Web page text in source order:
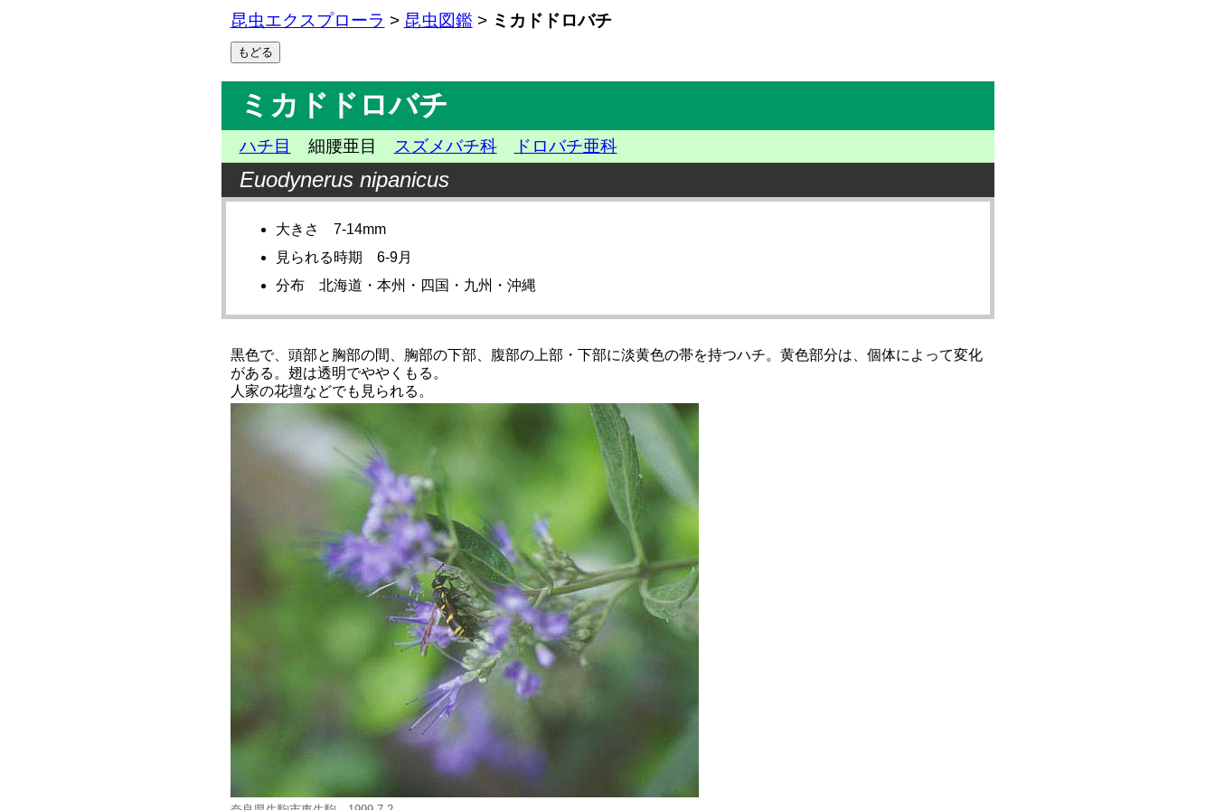
昆虫エクスプローラ > 昆虫図鑑> ミカドドロバチ
ミカドドロバチ
ハチ目 細腰亜目 スズメバチ科 ドロバチ亜科
Euodynerus nipanicus
大きさ 7-14mm
見られる時期 6-9月
分布 北海道・本州・四国・九州・沖縄
黒色で、頭部と胸部の間、胸部の下部、腹部の上部・下部に淡黄色の帯を持つハチ。黄色部分は、個体によって変化
がある。翅は透明でややくもる。
人家の花壇などでも見られる。